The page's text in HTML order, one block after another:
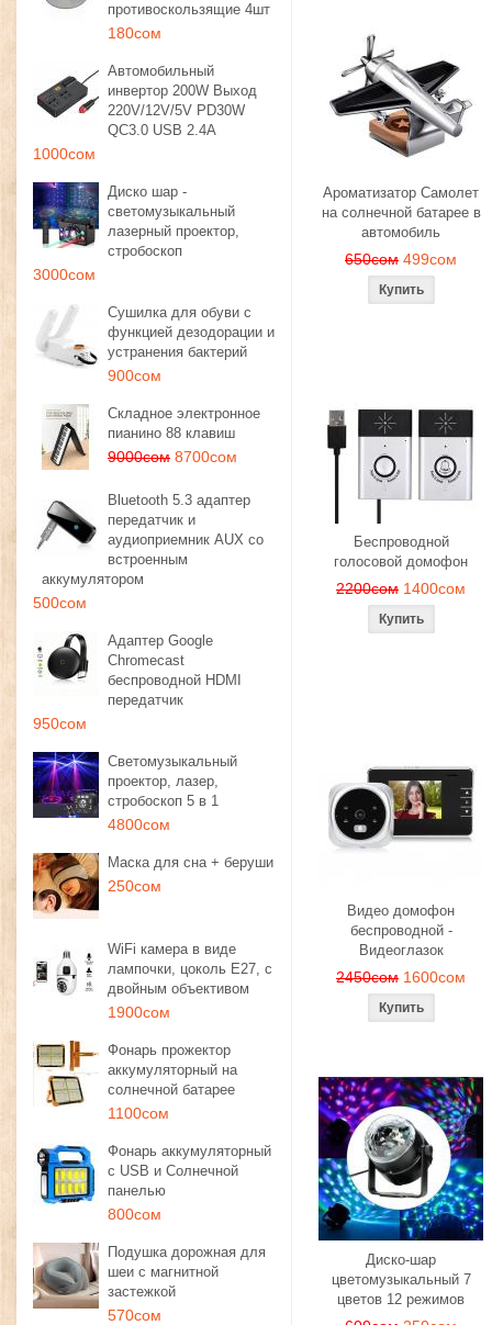
противоскользящие 4шт
180сом
Автомобильный
инвертор 200W Выход
220V/12V/5V PD30W
QC3.0 USB 2.4A
1000сом
Диско шар -
светомузыкальный
лазерный проектор,
стробоскоп
3000сом
Сушилка для обуви с
функцией дезодорации и
устранения бактерий
900сом
Складное электронное
пианино 88 клавиш
9000сом 8700сом
Bluetooth 5.3 адаптер
передатчик и
аудиоприемник AUX со
встроенным
аккумулятором
500сом
Адаптер Google
Chromecast
беспроводной HDMI
передатчик
950сом
Светомузыкальный
проектор, лазер,
стробоскоп 5 в 1
4800сом
Маска для сна + беруши
250сом
WiFi камера в виде
лампочки, цоколь E27, с
двойным объективом
1900сом
Фонарь прожектор
аккумуляторный на
солнечной батарее
1100сом
Фонарь аккумуляторный
с USB и Солнечной
панелью
800сом
Подушка дорожная для
шеи с магнитной
застежкой
570сом
Ароматизатор Самолет
на солнечной батарее в
автомобиль
650сом 499сом
Беспроводной
голосовой домофон
2200сом 1400сом
Видео домофон
беспроводной -
Видеоглазок
2450сом 1600сом
Диско-шар
цветомузыкальный 7
цветов 12 режимов